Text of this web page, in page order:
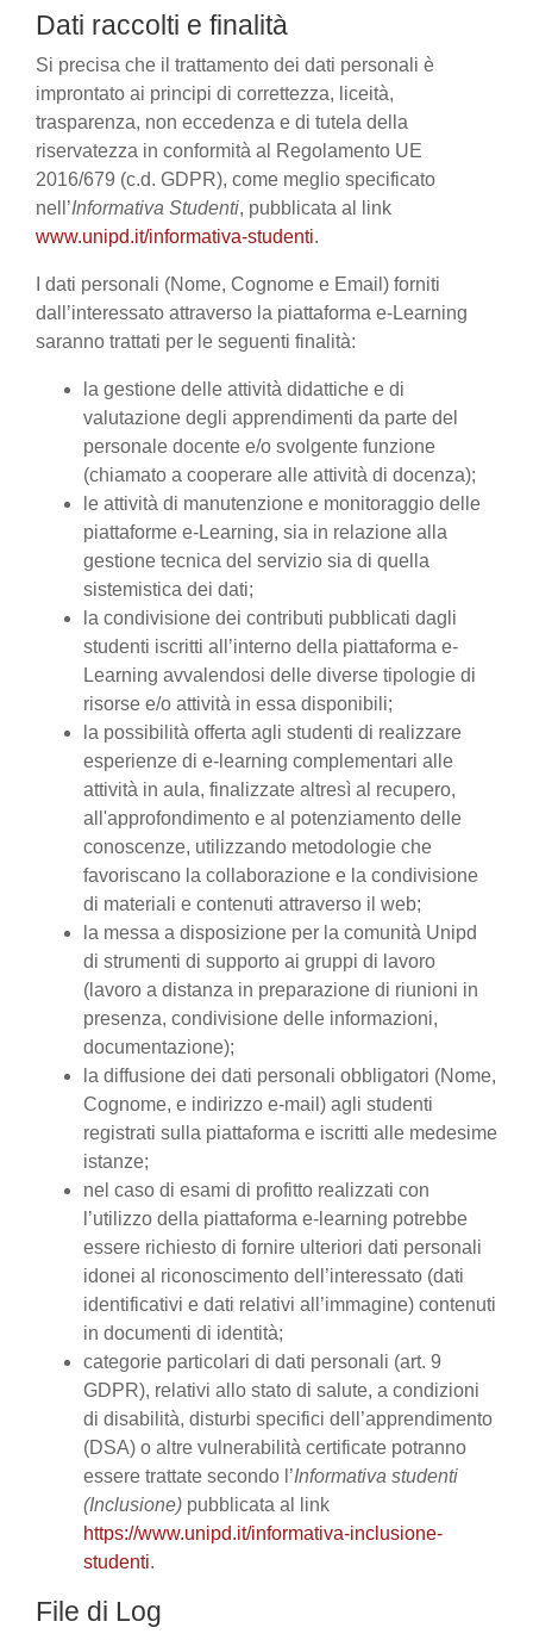
Dati raccolti e finalità
Si precisa che il trattamento dei dati personali è
improntato ai principi di correttezza, liceità,
trasparenza, non eccedenza e di tutela della
riservatezza in conformità al Regolamento UE
2016/679 (c.d. GDPR), come meglio specificato
nell’Informativa Studenti, pubblicata al link
www.unipd.it/informativa-studenti.
I dati personali (Nome, Cognome e Email) forniti
dall’interessato attraverso la piattaforma e-Learning
saranno trattati per le seguenti finalità:
la gestione delle attività didattiche e di
valutazione degli apprendimenti da parte del
personale docente e/o svolgente funzione
(chiamato a cooperare alle attività di docenza);
le attività di manutenzione e monitoraggio delle
piattaforme e-Learning, sia in relazione alla
gestione tecnica del servizio sia di quella
sistemistica dei dati;
la condivisione dei contributi pubblicati dagli
studenti iscritti all’interno della piattaforma e-
Learning avvalendosi delle diverse tipologie di
risorse e/o attività in essa disponibili;
la possibilità offerta agli studenti di realizzare
esperienze di e-learning complementari alle
attività in aula, finalizzate altresì al recupero,
all'approfondimento e al potenziamento delle
conoscenze, utilizzando metodologie che
favoriscano la collaborazione e la condivisione
di materiali e contenuti attraverso il web;
la messa a disposizione per la comunità Unipd
di strumenti di supporto ai gruppi di lavoro
(lavoro a distanza in preparazione di riunioni in
presenza, condivisione delle informazioni,
documentazione);
la diffusione dei dati personali obbligatori (Nome,
Cognome, e indirizzo e-mail) agli studenti
registrati sulla piattaforma e iscritti alle medesime
istanze;
nel caso di esami di profitto realizzati con
l’utilizzo della piattaforma e-learning potrebbe
essere richiesto di fornire ulteriori dati personali
idonei al riconoscimento dell’interessato (dati
identificativi e dati relativi all’immagine) contenuti
in documenti di identità;
categorie particolari di dati personali (art. 9
GDPR), relativi allo stato di salute, a condizioni
di disabilità, disturbi specifici dell’apprendimento
(DSA) o altre vulnerabilità certificate potranno
essere trattate secondo l’Informativa studenti
(Inclusione) pubblicata al link
https://www.unipd.it/informativa-inclusione-
studenti.
File di Log